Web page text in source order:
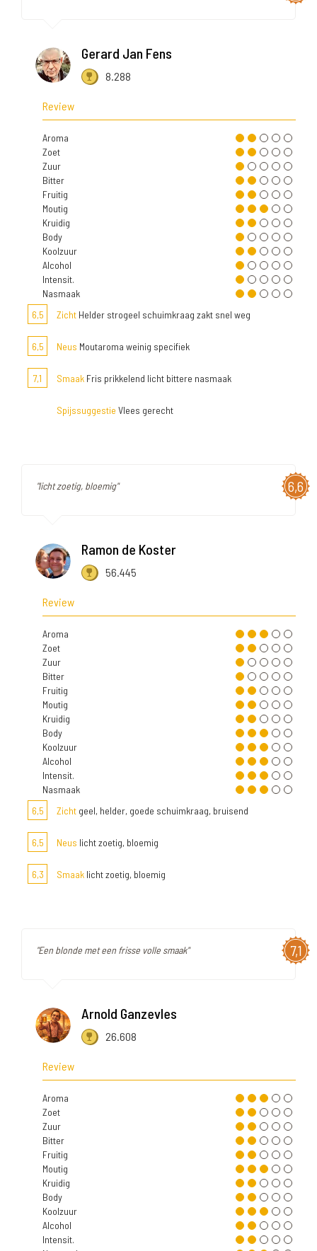
Gerard Jan Fens
8.288
Review
Aroma
Zoet
Zuur
Bitter
Fruitig
Moutig
Kruidig
Body
Koolzuur
Alcohol
Intensit.
Nasmaak
6,5
Zicht Helder strogeel schuimkraag zakt snel weg
6,5 Neus Moutaroma weinig specifiek
7,1 Smaak Fris prikkelend licht bittere nasmaak
Spijssuggestie Vlees gerecht
6,6
"licht zoetig, bloemig"
Ramon de Koster
56.445
Review
Aroma
Zoet
Zuur
Bitter
Fruitig
Moutig
Kruidig
Body
Koolzuur
Alcohol
Intensit.
Nasmaak
6,5
Zicht geel, helder, goede schuimkraag, bruisend
6,5 Neus licht zoetig, bloemig
6,3 Smaak licht zoetig, bloemig
7,1
"Een blonde met een frisse volle smaak"
Arnold Ganzevles
26.608
Review
Aroma
Zoet
Zuur
Bitter
Fruitig
Moutig
Kruidig
Body
Koolzuur
Alcohol
Intensit.